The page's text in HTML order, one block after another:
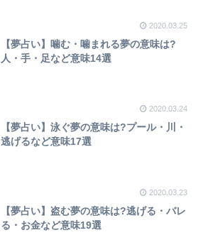
2020.03.25
【夢占い】噛む・噛まれる夢の意味は?
人・手・足など意味14選
2020.03.24
【夢占い】泳ぐ夢の意味は?プール・川・
逃げるなど意味17選
2020.03.23
【夢占い】盗む夢の意味は?逃げる・バレ
る・お金など意味19選